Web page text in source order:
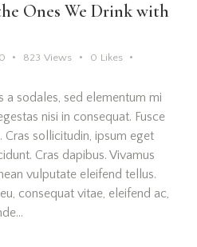
Ones We Drink with
823 Views 0 Likes
a sodales, sed elementum mi
nisi in consequat. Fusce
Cras sollicitudin, ipsum eget
Cras dapibus. Vivamus
vulputate eleifend tellus.
consequat vitae, eleifend ac,